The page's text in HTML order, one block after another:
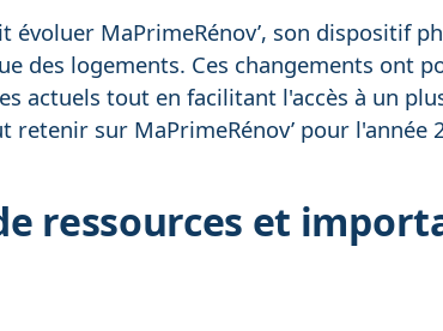
évoluer MaPrimeRénov’, son dispositif
des logements. Ces changements ont
actuels tout en facilitant l'accès à un
retenir sur MaPrimeRénov’ pour l'année
ressources et